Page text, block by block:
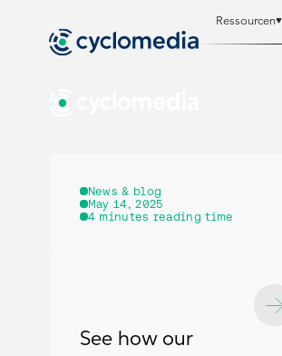
Ressourcen
News & blog
May 14, 2025
4 minutes reading time
See how our